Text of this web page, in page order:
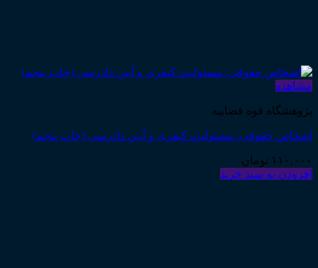
مشاهده
پژوهشگاه قوه قضاییه
اشخاص حقوقی: مسئولیت کیفری و آیین دادرسی (چاپ پنجم)
۱۱۰,۰۰۰ تومان
افزودن به سبد خرید